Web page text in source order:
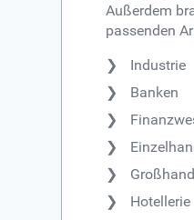
Außerdem
passenden
Industrie
Banken
Hotellerie